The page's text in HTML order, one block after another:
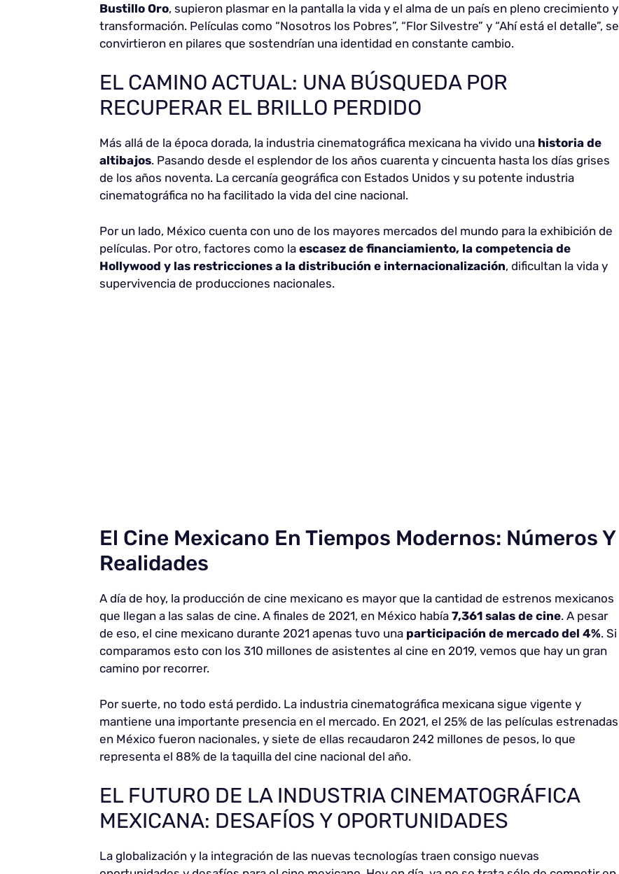
Bustillo Oro, supieron plasmar en la pantalla la vida y el alma de un país en pleno crecimiento y
transformación. Películas como “Nosotros los Pobres”, “Flor Silvestre” y “Ahí está el detalle”, se
convirtieron en pilares que sostendrían una identidad en constante cambio.
EL CAMINO ACTUAL: UNA BÚSQUEDA POR
RECUPERAR EL BRILLO PERDIDO
Más allá de la época dorada, la industria cinematográfica mexicana ha vivido una historia de
altibajos. Pasando desde el esplendor de los años cuarenta y cincuenta hasta los días grises
de los años noventa. La cercanía geográfica con Estados Unidos y su potente industria
cinematográfica no ha facilitado la vida del cine nacional.
Por un lado, México cuenta con uno de los mayores mercados del mundo para la exhibición de
películas. Por otro, factores como la escasez de financiamiento, la competencia de
Hollywood y las restricciones a la distribución e internacionalización, dificultan la vida y
supervivencia de producciones nacionales.
El Cine Mexicano En Tiempos Modernos: Números Y
Realidades
A día de hoy, la producción de cine mexicano es mayor que la cantidad de estrenos mexicanos
que llegan a las salas de cine. A finales de 2021, en México había 7,361 salas de cine. A pesar
de eso, el cine mexicano durante 2021 apenas tuvo una participación de mercado del 4%. Si
comparamos esto con los 310 millones de asistentes al cine en 2019, vemos que hay un gran
camino por recorrer.
Por suerte, no todo está perdido. La industria cinematográfica mexicana sigue vigente y
mantiene una importante presencia en el mercado. En 2021, el 25% de las películas estrenadas
en México fueron nacionales, y siete de ellas recaudaron 242 millones de pesos, lo que
representa el 88% de la taquilla del cine nacional del año.
EL FUTURO DE LA INDUSTRIA CINEMATOGRÁFICA
MEXICANA: DESAFÍOS Y OPORTUNIDADES
La globalización y la integración de las nuevas tecnologías traen consigo nuevas